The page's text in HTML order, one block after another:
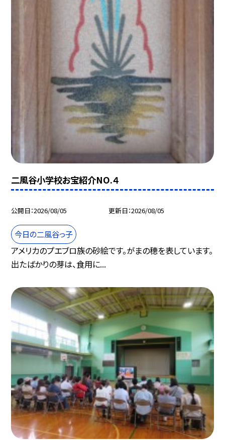
二風谷小学校お宝紹介NO.４
公開日 2026/08/05 更新日 2026/08/05
今日の二風谷っ子
アメリカのプエブロ族の砂絵です。がまの穂を表しています。
出たばかりの芽は、食用に...